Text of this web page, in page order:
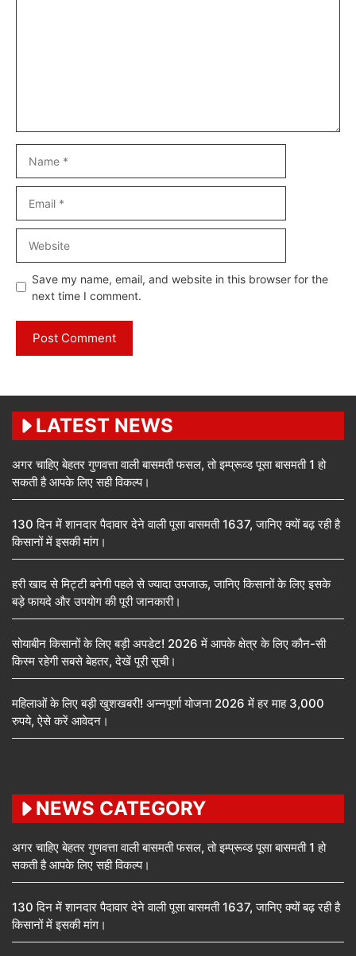
Save my name, email, and website in this browser for the
next time I comment.
LATEST NEWS
अगर चाहिए बेहतर गुणवत्ता वाली बासमती फसल, तो इम्प्रूव्ड पूसा बासमती 1 हो
सकती है आपके लिए सही विकल्प।
130 दिन में शानदार पैदावार देने वाली पूसा बासमती 1637, जानिए क्यों बढ़ रही है
किसानों में इसकी मांग।
हरी खाद से मिट्टी बनेगी पहले से ज्यादा उपजाऊ, जानिए किसानों के लिए इसके
बड़े फायदे और उपयोग की पूरी जानकारी।
सोयाबीन किसानों के लिए बड़ी अपडेट! 2026 में आपके क्षेत्र के लिए कौन-सी
किस्म रहेगी सबसे बेहतर, देखें पूरी सूची।
महिलाओं के लिए बड़ी खुशखबरी! अन्नपूर्णा योजना 2026 में हर माह 3,000
रुपये, ऐसे करें आवेदन।
NEWS CATEGORY
अगर चाहिए बेहतर गुणवत्ता वाली बासमती फसल, तो इम्प्रूव्ड पूसा बासमती 1 हो
सकती है आपके लिए सही विकल्प।
130 दिन में शानदार पैदावार देने वाली पूसा बासमती 1637, जानिए क्यों बढ़ रही है
किसानों में इसकी मांग।